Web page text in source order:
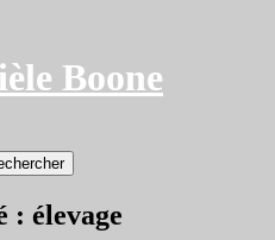
Boone
: élevage